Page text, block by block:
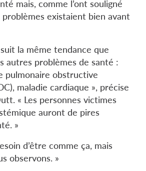
mais, comme l’ont souligné
existaient bien avant
la même tendance que
autres problèmes de santé :
pulmonaire obstructive
maladie cardiaque », précise
« Les personnes victimes
auront de pires
»
d’être comme ça, mais
observons. »